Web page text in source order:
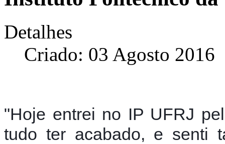
Detalhes
Criado: 03 Agosto 2016
"Hoje entrei no IP UFRJ
tudo ter acabado, e senti